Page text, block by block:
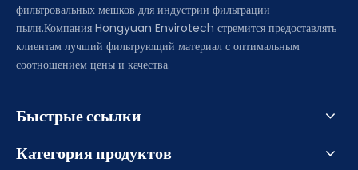
фильтровальных мешков для индустрии фильтрации
пыли.Компания Hongyuan Envirotech стремится предоставлять
клиентам лучший фильтрующий материал с оптимальным
соотношением цены и качества.
Быстрые ссылки
Категория продуктов